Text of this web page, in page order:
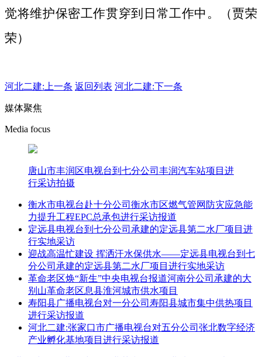
觉将维护保密工作贯穿到日常工作中。（贾荣
荣）
河北二建: 上一条 返回列表 河北二建:下一条
媒体聚焦
Media focus
唐山市丰润区电视台到七分公司丰润汽车站项目进
行采访拍摄
衡水市电视台赴十分公司衡水市区燃气管网防灾应急能
力提升工程EPC总承包进行采访报道
定远县电视台到七分公司承建的定远县第二水厂项目进
行实地采访
迎战高温忙建设 挥洒汗水保供水——定远县电视台到七
分公司承建的定远县第二水厂项目进行实地采访
革命老区焕“新生”中央电视台报道河南分公司承建的大
别山革命老区息县淮河城市供水项目
寿阳县广播电视台对一分公司寿阳县城市集中供热项目
进行采访报道
河北二建:张家口市广播电视台对五分公司张北数字经济
产业孵化基地项目进行采访报道